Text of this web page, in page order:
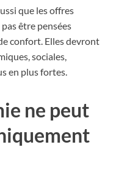
que les offres
être pensées
confort. Elles devront
sociales,
en plus fortes.
ne peut